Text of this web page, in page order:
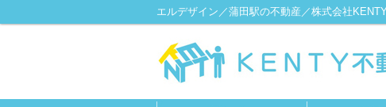
エルデザイン／蒲田駅の不動産／株式会社